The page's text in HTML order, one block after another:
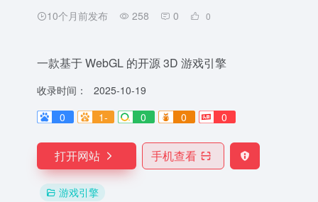
10个月前发布 258 0 0
一款基于 WebGL 的开源 3D 游戏引擎
收录时间：
2025-10-19
0
1- 0 0 0
打开网站 手机查看
游戏引擎